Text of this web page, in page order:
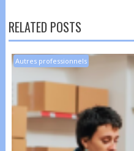
RELATED POSTS
Autres professionnels